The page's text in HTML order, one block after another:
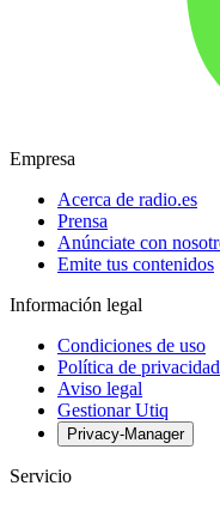
Empresa
Acerca de radio.es
Prensa
Anúnciate con
Emite tus contenidos
Información legal
Condiciones de uso
Política de privacidad
Aviso legal
Gestionar Utiq
Privacy-Manager
Servicio